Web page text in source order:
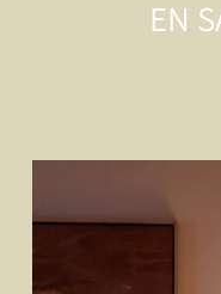
EN